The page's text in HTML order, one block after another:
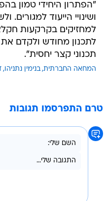
"הפתרון היחידי טמון
ושינויי הייעוד למגורים.
למחזיקים בקרקעות
לתכנון מחודש ולקדם את
תכנוני קצר יחסית".
המחאה החברתית בנימין נתניהו
טרם התפרסמו תגובות